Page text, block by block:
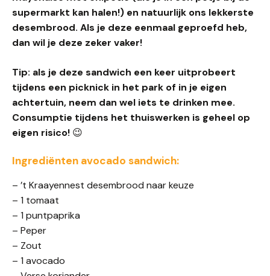
supermarkt kan halen!) en natuurlijk ons lekkerste
desembrood. Als je deze eenmaal geproefd heb,
dan wil je deze zeker vaker!
Tip: als je deze sandwich een keer uitprobeert
tijdens een picknick in het park of in je eigen
achtertuin, neem dan wel iets te drinken mee.
Consumptie tijdens het thuiswerken is geheel op
eigen risico! 😉
Ingrediënten avocado sandwich:
– ’t Kraayennest desembrood naar keuze
– 1 tomaat
– 1 puntpaprika
– Peper
– Zout
– 1 avocado